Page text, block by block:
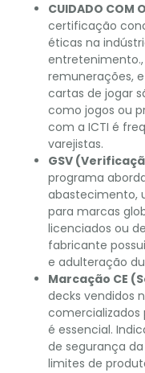
CUIDADO
certificação
éticas na
remunerações,
cartas de jogar
como jogos ou
com a ICTI é
varejistas.
GSV
programa
abastecimento,
para marcas
licenciados ou
fabricante
e adulteração
Marcação CE
decks vendidos
comercializados
é essencial.
de segurança
limites de